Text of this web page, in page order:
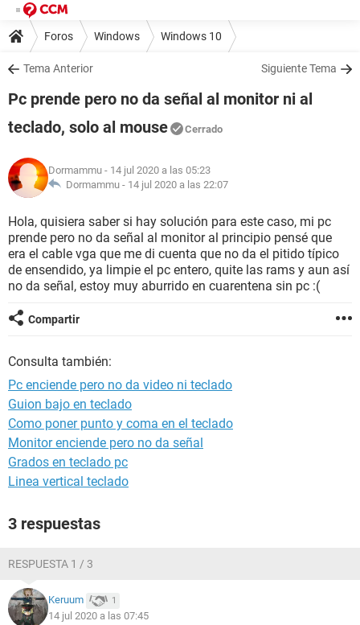
Foros Windows Windows 10
Tema Anterior Siguiente Tema
Pc prende pero no da señal al monitor ni al
teclado, solo al mouse
Cerrado
Dormammu - 14 jul 2020 a las 05:23
Dormammu - 14 jul 2020 a las 22:07
Hola, quisiera saber si hay solución para este caso, mi pc
prende pero no da señal al monitor al principio pensé que
era el cable vga que me di cuenta que no da el pitido típico
de ensendido, ya limpie el pc entero, quite las rams y aun así
no da señal, estoy muy aburrido en cuarentena sin pc :(
Compartir
Consulta también:
Pc enciende pero no da video ni teclado
Guion bajo en teclado
Como poner punto y coma en el teclado
Monitor enciende pero no da señal
Grados en teclado pc
Linea vertical teclado
3 respuestas
RESPUESTA 1 / 3
Keruum 1
14 jul 2020 a las 07:45